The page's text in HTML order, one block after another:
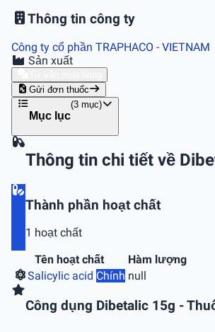
Thông tin công ty
Công ty cổ phần TRAPHACO - VIETNAM
Sản xuất
Gửi đơn thuốc
Mục lục
(3 mục)
Thông tin chi tiết về
Thành phần hoạt chất
1 hoạt chất
Tên hoạt chất
Hàm lượng
Salicylic acid Chính null
Công dụng Dibetalic 15g -